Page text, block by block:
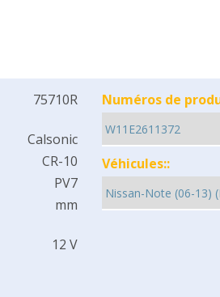
75710R
Calsonic
CR-10
PV7
mm
12 V
Numéros de
Véhicules::